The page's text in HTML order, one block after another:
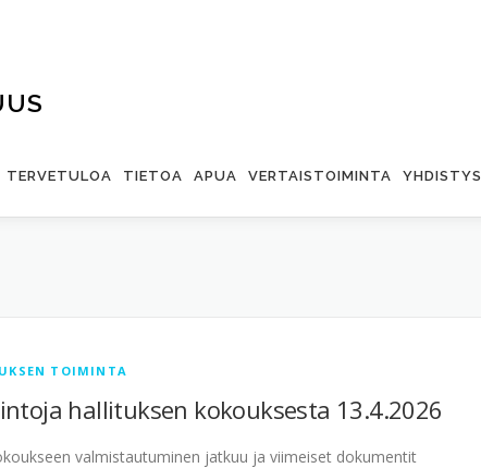
TERVETULOA TIETOA APUA VERTAISTOIMINTA YHDISTYS
TOIMINTA
hallituksen kokouksesta 13.4.2026
valmistautuminen jatkuu ja viimeiset dokumentit